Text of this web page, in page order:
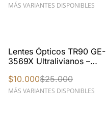
MÁS VARIANTES DISPONIBLES
%
Lentes Ópticos TR90 GE-
3569X Ultralivianos –
Moderno
$10.000$25.000
MÁS VARIANTES DISPONIBLES